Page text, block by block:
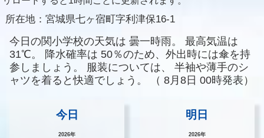
所在地： 宮城県七ヶ宿町字利津保16-1
今日の関小学校の天気は 曇一時雨。
最高気温は
31℃。
降水確率は 50％のため、外出時には傘を持
参しましょう。
服装については、
半袖や薄手のシ
ャツを着ると快適でしょう。
（ 8月8日 00時発表）
今日
2026年
明日
2026年